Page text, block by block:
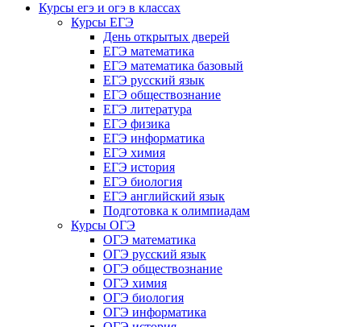
Курсы егэ и огэ в классах
Курсы ЕГЭ
День открытых дверей
ЕГЭ математика
ЕГЭ математика базовый
ЕГЭ русский язык
ЕГЭ обществознание
ЕГЭ литература
ЕГЭ физика
ЕГЭ информатика
ЕГЭ химия
ЕГЭ история
ЕГЭ биология
ЕГЭ английский язык
Подготовка к олимпиадам
Курсы ОГЭ
ОГЭ математика
ОГЭ русский язык
ОГЭ обществознание
ОГЭ химия
ОГЭ биология
ОГЭ информатика